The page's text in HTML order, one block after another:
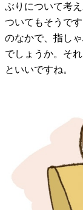
ぶりについて考
ついてもそうで
のなかで、指し
でしょうか。そ
といいですね。